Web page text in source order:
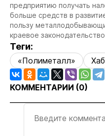
предприятию получать
больше средств в
пользу
краевое
Теги:
«Полиметалл»
КОММЕНТАРИИ (0)